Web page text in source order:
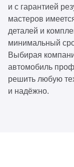
и с гарантией
мастеров
деталей и
минимальный
Выбирая
автомобиль
решить любую
и надёжно.